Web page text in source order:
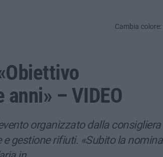
Cambia colore:
– VIDEO
organizzato dalla consigliera
gestione rifiuti. «Subito la nomina